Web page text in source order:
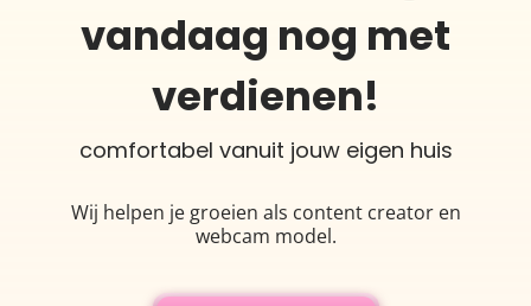
vandaag nog met
verdienen!
comfortabel vanuit jouw eigen huis
Wij helpen je groeien als content creator en
webcam model.